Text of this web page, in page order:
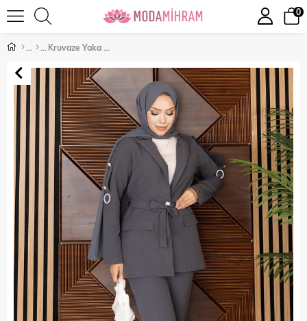
0
Kruvaze Yaka Düğme Detaylı Takım Gri 19297